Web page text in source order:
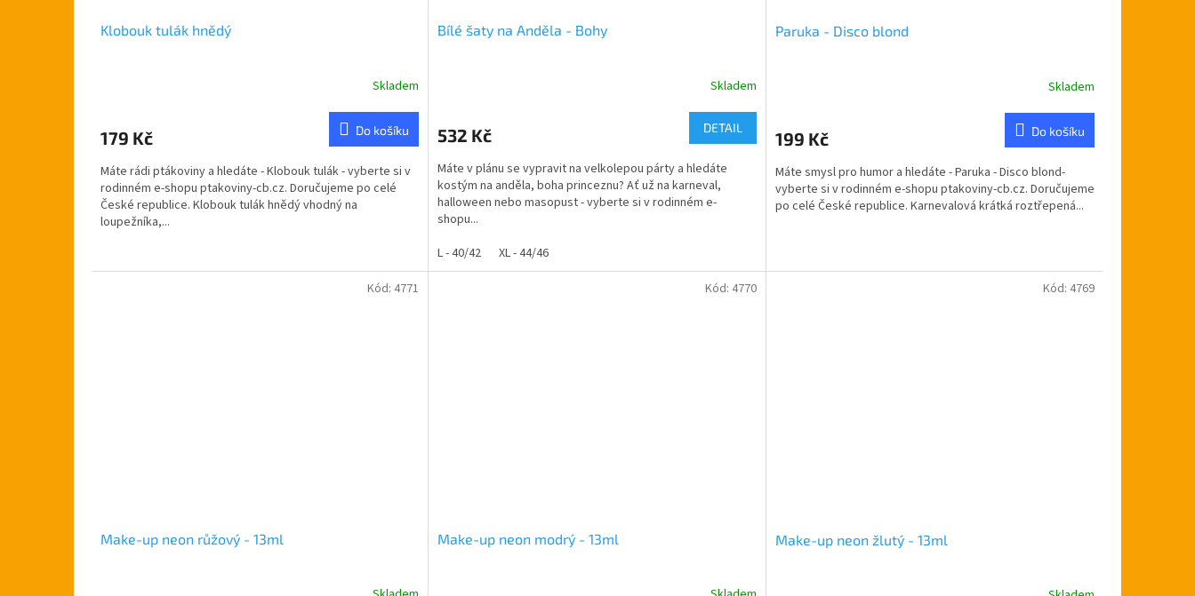
Klobouk tulák hnědý
je
z
5
hvězdiček.
Skladem
179 Kč Do košíku
Máte rádi ptákoviny a hledáte - Klobouk tulák - vyberte si v
rodinném e-shopu ptakoviny-cb.cz. Doručujeme po celé
České republice. Klobouk tulák hnědý vhodný na
loupežníka,...
Bílé šaty na Anděla - Bohy
je
z
5
hvězdiček.
Skladem
532 Kč DETAIL
Máte v plánu se vypravit na velkolepou párty a hledáte
kostým na anděla, boha princeznu? Ať už na karneval,
halloween nebo masopust - vyberte si v rodinném e-
shopu...
L - 40/42
XL - 44/46
Paruka - Disco blond
Skladem
199 Kč Do košíku
Máte smysl pro humor a hledáte - Paruka - Disco blond-
vyberte si v rodinném e-shopu ptakoviny-cb.cz. Doručujeme
po celé České republice. Karnevalová krátká roztřepená...
Make-up neon růžový - 13ml
Kód: 4771
Make-up neon modrý - 13ml
Kód: 4770
Make-up neon žlutý - 13ml
Kód: 4769